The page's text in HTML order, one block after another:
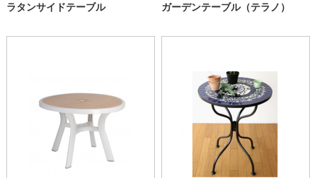
ラタンサイドテーブル
ガーデンテーブル（テラノ）